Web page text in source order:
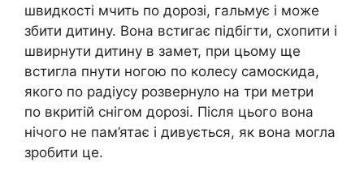
швидкості мчить по дорозі, гальмує і може
збити дитину. Вона встигає підбігти, схопити і
швирнути дитину в замет, при цьому ще
встигла пнути ногою по колесу самоскида,
якого по радіусу розвернуло на три метри
по вкритій снігом дорозі. Після цього вона
нічого не пам’ятає і дивується, як вона могла
зробити це.